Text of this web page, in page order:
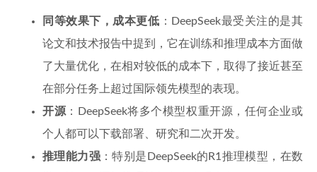
同等效果下，成本更低 ：DeepSeek最受关注的是其
论文和技术报告中提到，它在训练和推理成本方面做
了大量优化，在相对较低的成本下，取得了接近甚至
在部分任务上超过国际领先模型的表现。
开源 ：DeepSeek将多个模型权重开源，任何企业或
个人都可以下载部署、研究和二次开发。
推理能力强：特别是DeepSeek的R1推理模型，在数